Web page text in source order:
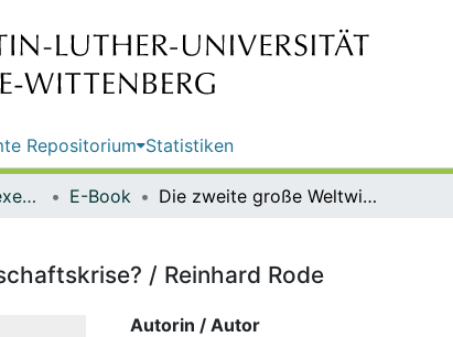
Repositorium Statistiken
Elektronische Pflichtexemplare E-Book Die zweite große Weltwirtschaftskrise? / Reinhard Rode
/ Reinhard Rode
Autorin / Autor